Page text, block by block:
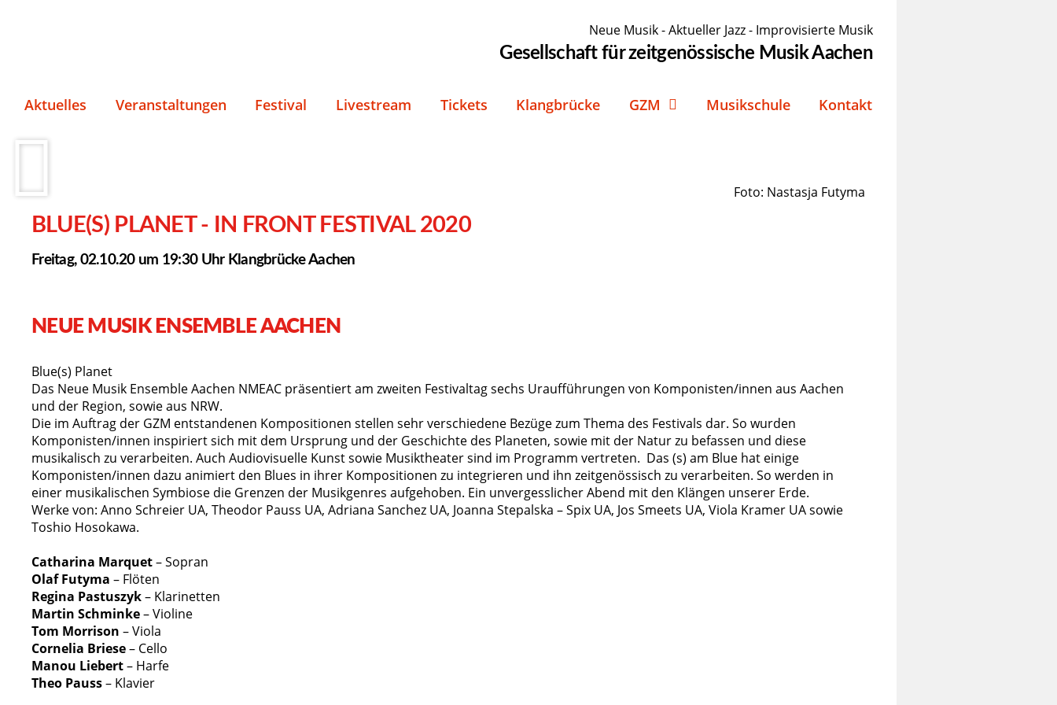
Neue Musik - Aktueller Jazz - Improvisierte Musik
Gesellschaft für zeitgenössische Musik Aachen
Aktuelles Veranstaltungen Festival Livestream Tickets Klangbrücke GZM Musikschule Kontakt
Foto: Nastasja Futyma
BLUE(S) PLANET - IN FRONT FESTIVAL 2020
Freitag, 02.10.20 um 19:30 Uhr Klangbrücke Aachen
NEUE MUSIK ENSEMBLE AACHEN
Blue(s) Planet
Das Neue Musik Ensemble Aachen NMEAC präsentiert am zweiten Festivaltag sechs Uraufführungen von Komponisten/innen aus Aachen
und der Region, sowie aus NRW.
Die im Auftrag der GZM entstandenen Kompositionen stellen sehr verschiedene Bezüge zum Thema des Festivals dar. So wurden
Komponisten/innen inspiriert sich mit dem Ursprung und der Geschichte des Planeten, sowie mit der Natur zu befassen und diese
musikalisch zu verarbeiten. Auch Audiovisuelle Kunst sowie Musiktheater sind im Programm vertreten. Das (s) am Blue hat einige
Komponisten/innen dazu animiert den Blues in ihrer Kompositionen zu integrieren und ihn zeitgenössisch zu verarbeiten. So werden in
einer musikalischen Symbiose die Grenzen der Musikgenres aufgehoben. Ein unvergesslicher Abend mit den Klängen unserer Erde.
Werke von: Anno Schreier UA, Theodor Pauss UA, Adriana Sanchez UA, Joanna Stepalska – Spix UA, Jos Smeets UA, Viola Kramer UA sowie
Toshio Hosokawa.
Catharina Marquet– Sopran
Olaf Futyma – Flöten
Regina Pastuszyk– Klarinetten
Martin Schminke– Violine
Tom Morrison – Viola
Cornelia Briese– Cello
Manou Liebert– Harfe
Theo Pauss– Klavier